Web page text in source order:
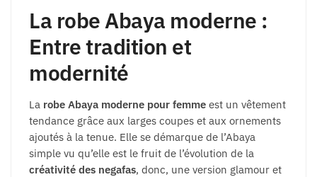
La robe Abaya moderne :
Entre tradition et
modernité
La robe Abaya moderne pour femme est un vêtement
tendance grâce aux larges coupes et aux ornements
ajoutés à la tenue. Elle se démarque de l’Abaya
simple vu qu’elle est le fruit de l’évolution de la
créativité des negafas, donc, une version glamour et